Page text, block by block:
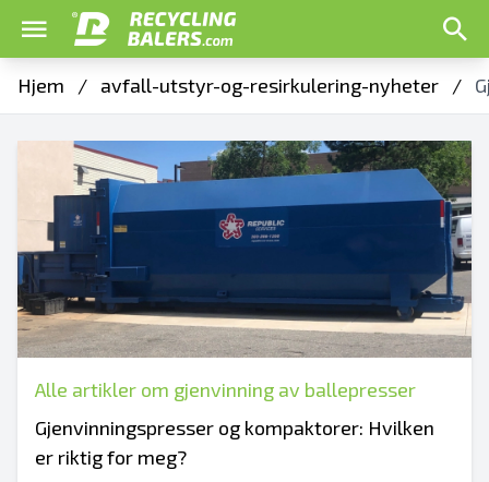
Hjem / avfall-utstyr-og-resirkulering-nyheter /
Alle artikler om gjenvinning av ballepresser
Gjenvinningspresser og kompaktorer: Hvilken
er riktig for meg?